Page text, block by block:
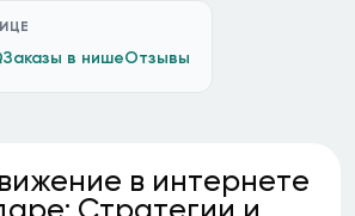
Заказы в нишеОтзывы
в интернете